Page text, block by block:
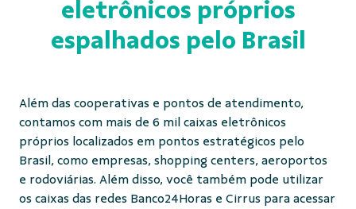
eletrônicos próprios
espalhados pelo Brasil
Além das cooperativas e pontos de atendimento,
contamos com mais de 6 mil caixas eletrônicos
próprios localizados em pontos estratégicos pelo
Brasil, como empresas, shopping centers, aeroportos
e rodoviárias. Além disso, você também pode utilizar
os caixas das redes Banco24Horas e Cirrus para acessar